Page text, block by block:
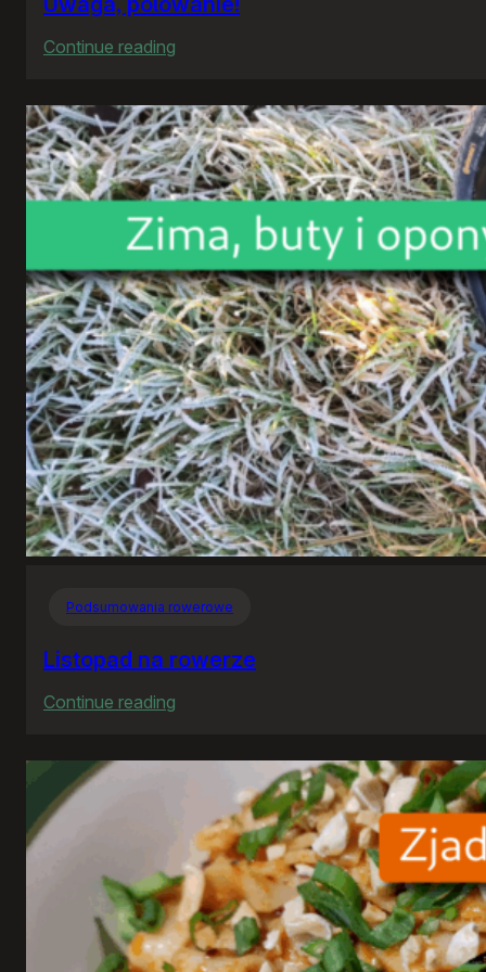
Continue reading
polowanie!
Podsumowania rowerowe
Listopad na rowerze
Continue reading
na
rowerze